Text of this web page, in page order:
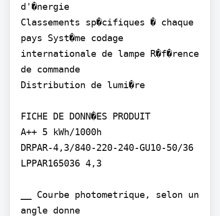
d'�nergie
Classements sp�cifiques � chaque
pays Syst�me codage
internationale de lampe R�f�rence
de commande
Distribution de lumi�re
FICHE DE DONN�ES PRODUIT
A++ 5 kWh/1000h
DRPAR-4,3/840-220-240-GU10-50/36
LPPAR165036 4,3
__ Courbe photometrique, selon un
angle donne